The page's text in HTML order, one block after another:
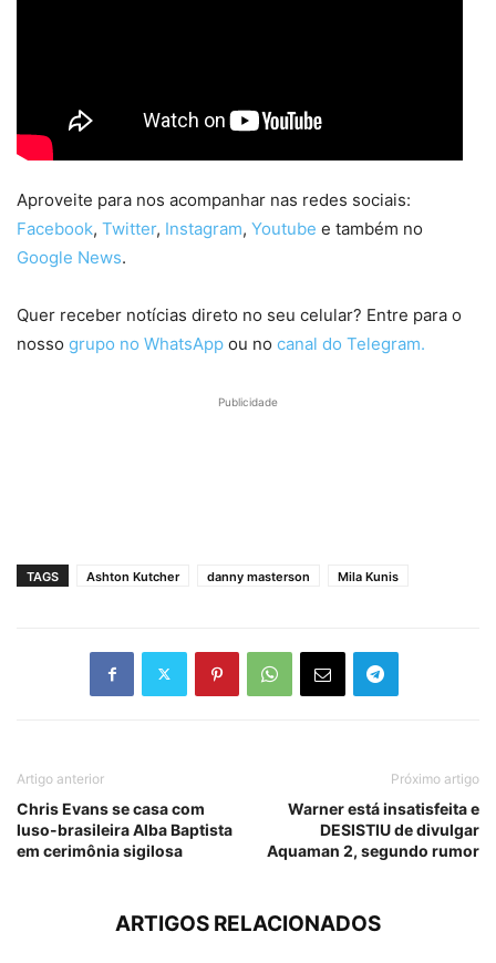
Aproveite para nos acompanhar nas redes sociais:
Facebook, Twitter, Instagram, Youtube e também no
Google News.
Quer receber notícias direto no seu celular? Entre para o
nosso grupo no WhatsApp ou no canal do Telegram.
Publicidade
TAGS Ashton Kutcher danny masterson Mila Kunis
Artigo anterior
Chris Evans se casa com
luso-brasileira Alba Baptista
em cerimônia sigilosa
Próximo artigo
Warner está insatisfeita e
DESISTIU de divulgar
Aquaman 2, segundo rumor
ARTIGOS RELACIONADOS